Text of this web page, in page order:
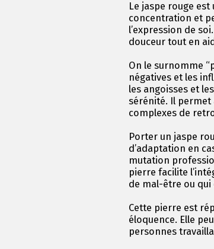
Le jaspe rouge
concentration et
l’expression de
douceur tout en
On le surnomme
négatives et les
les angoisses et
sérénité. Il
complexes de
Porter un jaspe
d’adaptation en
mutation
pierre facilite
de mal-être ou qui
Cette pierre est
éloquence. Elle
personnes